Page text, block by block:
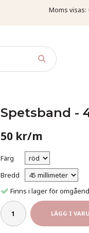
Moms visas:
Spetsband -
50 kr/m
Färg
Bredd
Finns i lager för
LÄGG I